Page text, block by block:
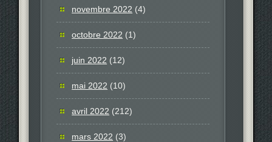
novembre 2022 (4)
octobre 2022 (1)
juin 2022 (12)
mai 2022 (10)
avril 2022 (212)
mars 2022 (3)